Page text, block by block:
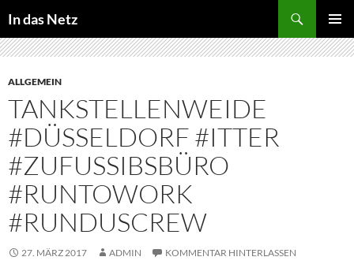
Inhalt
springen
In das Netz
MENÜ
ALLGEMEIN
TANKSTELLENWEIDE
#DÜSSELDORF #ITTER
#ZUFUSSIBSBÜRO
#RUNTOWORK
#RUNDUSCREW
27. MÄRZ 2017 ADMIN KOMMENTAR HINTERLASSEN